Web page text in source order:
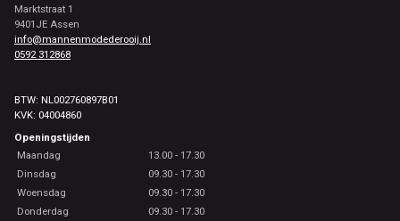
Marktstraat 1
9401JE Assen
info@mannenmodederooij.nl
0592 312868
BTW: NL002760897B01
KVK: 04004860
Openingstijden
Maandag
13.00 - 17.30
Dinsdag
09.30 - 17.30
Woensdag
09.30 - 17.30
Donderdag
09.30 - 17.30